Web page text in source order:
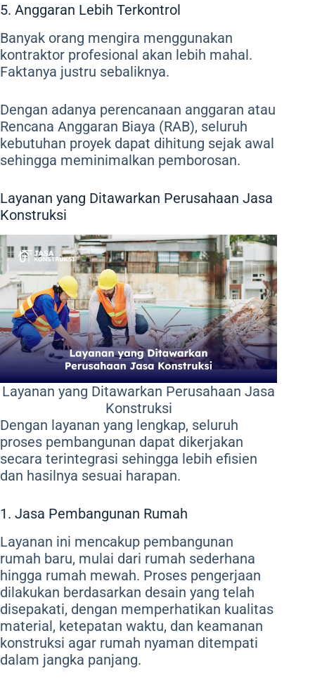
5. Anggaran Lebih Terkontrol
Banyak orang mengira menggunakan
kontraktor profesional akan lebih mahal.
Faktanya justru sebaliknya.
Dengan adanya perencanaan anggaran atau
Rencana Anggaran Biaya (RAB), seluruh
kebutuhan proyek dapat dihitung sejak awal
sehingga meminimalkan pemborosan.
Layanan yang Ditawarkan Perusahaan Jasa
Konstruksi
Layanan yang Ditawarkan Perusahaan Jasa
Konstruksi
Dengan layanan yang lengkap, seluruh
proses pembangunan dapat dikerjakan
secara terintegrasi sehingga lebih efisien
dan hasilnya sesuai harapan.
1. Jasa Pembangunan Rumah
Layanan ini mencakup pembangunan
rumah baru, mulai dari rumah sederhana
hingga rumah mewah. Proses pengerjaan
dilakukan berdasarkan desain yang telah
disepakati, dengan memperhatikan kualitas
material, ketepatan waktu, dan keamanan
konstruksi agar rumah nyaman ditempati
dalam jangka panjang.